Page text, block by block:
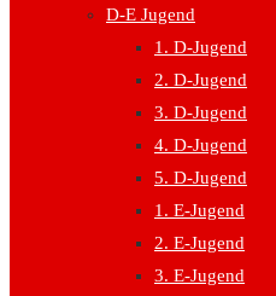
D-E Jugend
1. D-Jugend
2. D-Jugend
3. D-Jugend
4. D-Jugend
5. D-Jugend
1. E-Jugend
2. E-Jugend
3. E-Jugend